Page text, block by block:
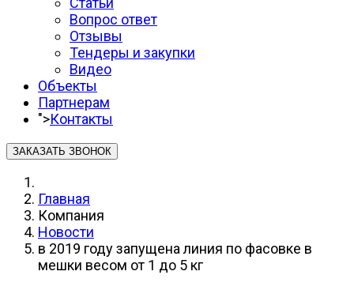
Вопрос ответ
Отзывы
Тендеры и закупки
Видео
Объекты
Партнерам
">Контакты
ЗАКАЗАТЬ ЗВОНОК
Главная
Компания
Новости
в 2019 году запущена линия по фасовке в
мешки весом от 1 до 5 кг